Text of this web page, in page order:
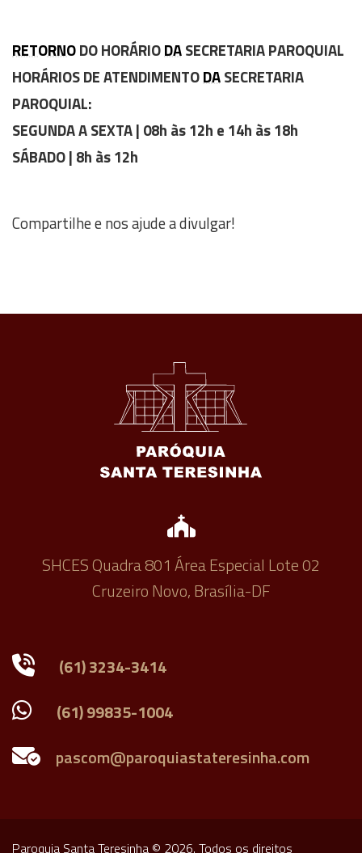
RETORNODO HORÁRIODASECRETARIA PAROQUIAL
HORÁRIOS DE ATENDIMENTODASECRETARIA
PAROQUIAL:
SEGUNDA A SEXTA | 08h às 12h e 14h às 18h
SÁBADO | 8h às 12h
Compartilhe e nos ajude a divulgar!
SHCES Quadra 801 Área Especial Lote 02
Cruzeiro Novo, Brasília-DF
(61) 3234-3414
(61) 99835-1004
Paroquia Santa Teresinha © 2026. Todos os direitos